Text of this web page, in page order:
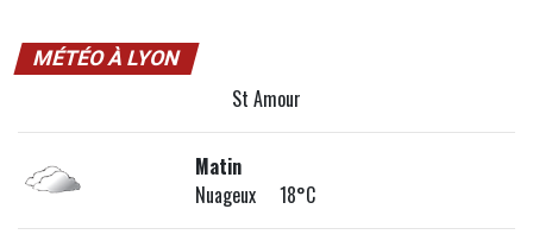
MÉTÉO À LYON
St Amour
Matin
Nuageux 18°C